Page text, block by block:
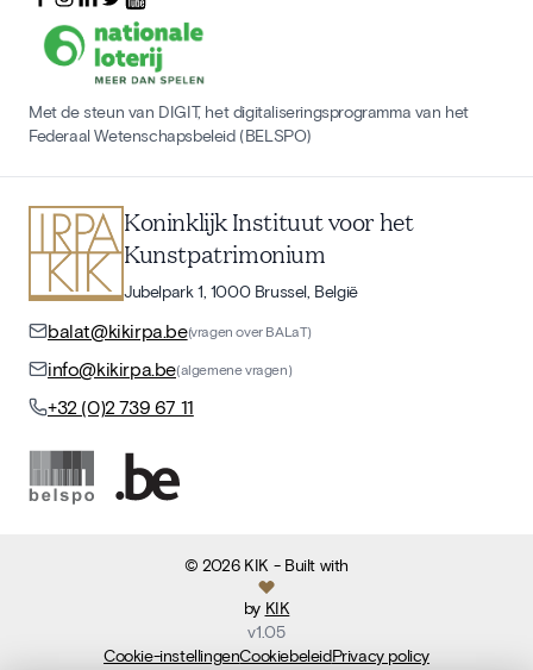
Met de steun van DIGIT, het digitaliseringsprogramma van het
Federaal Wetenschapsbeleid (BELSPO)
Koninklijk Instituut voor het
Kunstpatrimonium
Jubelpark 1, 1000 Brussel, België
balat@kikirpa.be(vragen over BALaT)
info@kikirpa.be(algemene vragen)
+32 (0)2 739 67 11
©2026 KIK - Built with
by KIK
v1.05
Cookie-instellingenCookiebeleidPrivacy policy